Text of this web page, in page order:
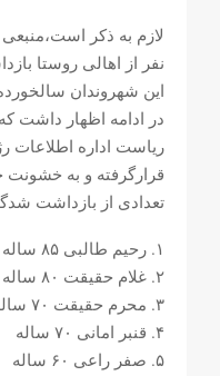
لازم به ذکر است،منبعی
نفر از اهالی روستا
این شهروندان
در ادامه اظهار داشت
ریاست اداره اطلاعات
قرارگرفته و به
تعدادی از بازداشت
۱. رحیم طالبی ۸۵ ساله
۲. غلام حقیقت ۸۰ ساله
۳. محرم حقیقت ۷۰ ساله
۴. قنبر امانی ۷۰ ساله
۵. صفر راعی ۶۰ ساله